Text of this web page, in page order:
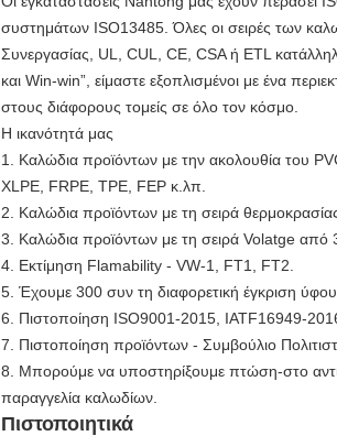
συστημάτων ISO13485. Όλες οι σειρές των
Συνεργασίας, UL, CUL, CE, CSA ή ETL
και Win-win”, είμαστε εξοπλισμένοι με ένα
στους διάφορους τομείς σε όλο τον κόσμο.
Η ικανότητά μας
1. Καλώδια προϊόντων με την ακολουθία του
XLPE, FRPE, TPE, FEP κ.λπ.
2. Καλώδια προϊόντων με τη σειρά
3. Καλώδια προϊόντων με τη σειρά Volatge από
4. Εκτίμηση Flamability - VW-1, FT1, FT2.
5. Έχουμε 300 συν τη διαφορετική έγκριση
6. Πιστοποίηση ISO9001-2015, IATF16949-
7. Πιστοποίηση προϊόντων - Συμβούλιο
8. Μπορούμε να υποστηρίξουμε πτώση-στο
παραγγελία καλωδίων.
Πιστοποιητικά